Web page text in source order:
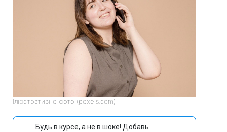
Ілюстративне фото (pexels.com)
Будь в курсе, а не в шоке! Добавь